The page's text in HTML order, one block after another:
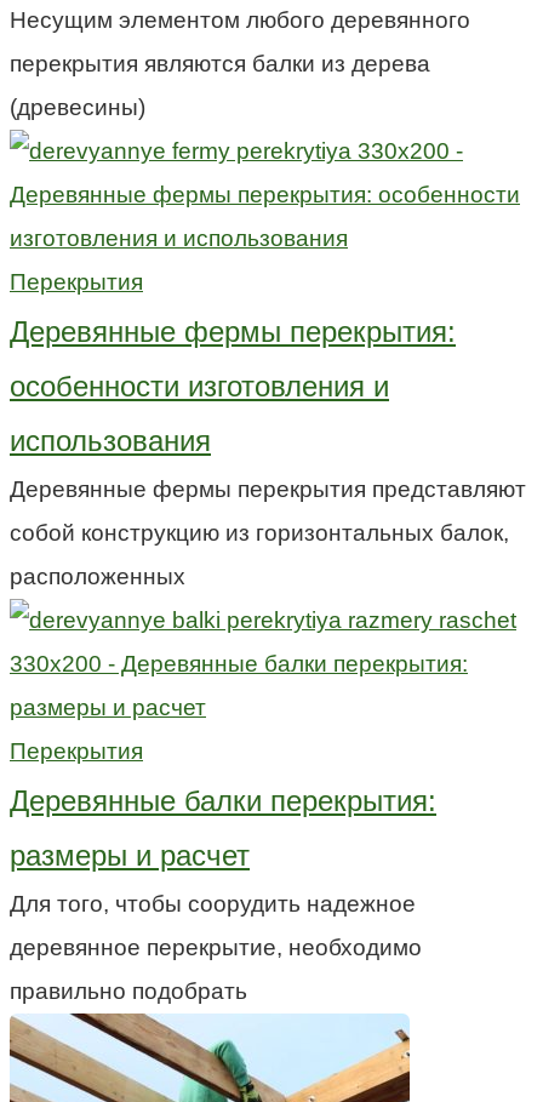
Несущим элементом любого деревянного
перекрытия являются балки из дерева
(древесины)
Перекрытия
Деревянные фермы перекрытия:
особенности изготовления и
использования
Деревянные фермы перекрытия представляют
собой конструкцию из горизонтальных балок,
расположенных
Перекрытия
Деревянные балки перекрытия:
размеры и расчет
Для того, чтобы соорудить надежное
деревянное перекрытие, необходимо
правильно подобрать